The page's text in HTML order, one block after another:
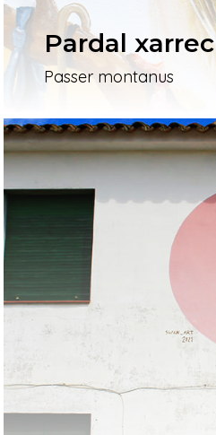
Pardal xarrec
Passer montanus